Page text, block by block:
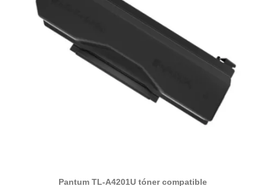
Pantum TL-A4201U tóner compatible